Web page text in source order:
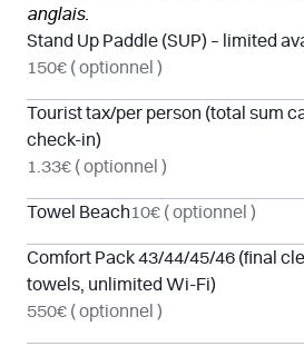
anglais.
Stand Up Paddle (SUP) – limited
150€ ( optionnel )
Tourist tax/per person (total sum
check-in)
1.33€ ( optionnel )
Towel Beach10€ ( optionnel )
Comfort Pack 43/44/45/46 (final
towels, unlimited Wi-Fi)
550€ ( optionnel )